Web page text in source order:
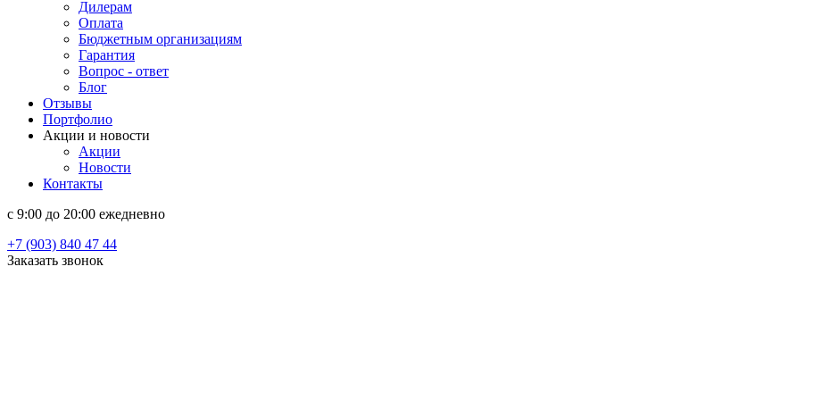
Дилерам
Оплата
Бюджетным организациям
Гарантия
Вопрос - ответ
Блог
Отзывы
Портфолио
Акции и новости
Акции
Новости
Контакты
c 9:00 до 20:00 ежедневно
+7 (903) 840 47 44
Заказать звонок